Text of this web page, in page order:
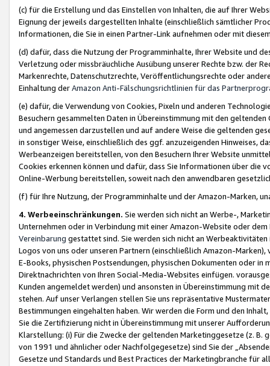
(c) für die Erstellung und das Einstellen von Inhalten, die auf Ihrer
Eignung der jeweils dargestellten Inhalte (einschließlich sämtlicher
Informationen, die Sie in einen Partner-Link aufnehmen oder mit
(d) dafür, dass die Nutzung der Programminhalte, Ihrer Website und
Verletzung oder missbräuchliche Ausübung unserer Rechte bzw. der
Markenrechte, Datenschutzrechte, Veröffentlichungsrechte oder
Einhaltung derAmazon Anti-Fälschungsrichtlinien für das
(e) dafür, die Verwendung von Cookies, Pixeln und anderen
Besuchern gesammelten Daten in Übereinstimmung mit den
und angemessen darzustellen und auf andere Weise die geltenden
in sonstiger Weise, einschließlich des ggf. anzuzeigenden Hinweises,
Werbeanzeigen bereitstellen, von den Besuchern Ihrer Website
Cookies erkennen können und dafür, dass Sie Informationen über die
Online-Werbung bereitstellen, soweit nach den anwendbaren
(f) für Ihre Nutzung, der Programminhalte und der Amazon-Marken,
4. Werbeeinschränkungen. Sie werden sich nicht an Werbe-,
Unternehmen oder in Verbindung mit einer Amazon-Website oder
Vereinbarung gestattet sind. Sie werden sich nicht an
Logos von uns oder unseren Partnern (einschließlich Amazon-
E-Books, physischen Postsendungen, physischen Dokumenten oder in
Direktnachrichten von Ihren Social-Media-Websites einfügen.
Kunden angemeldet werden) und ansonsten in Übereinstimmung mit
stehen. Auf unser Verlangen stellen Sie uns repräsentative
Bestimmungen eingehalten haben. Wir werden die Form und den
Sie die Zertifizierung nicht in Übereinstimmung mit unserer
Klarstellung: (i) Für die Zwecke der geltenden Marketinggesetze (z. B.
von 1991 und ähnlicher oder Nachfolgegesetze) sind Sie der
Gesetze und Standards und Best Practices der Marketingbranche für